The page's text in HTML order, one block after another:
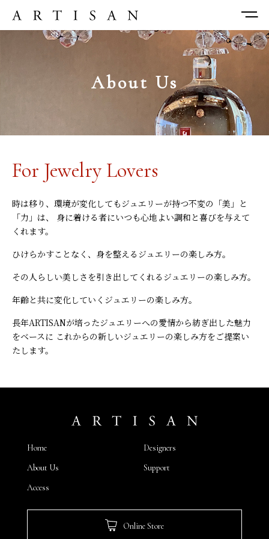
About Us
For Jewelry Lovers
時は移り、環境が変化してもジュエリーが持つ不変の「美」と
「力」は、
身に着ける者にいつも心地よい調和と喜びを与えて
くれます。
ひけらかすことなく、身を整えるジュエリーの楽しみ方。
その人らしい美しさを引き出してくれるジュエリーの楽しみ方。
年齢と共に変化していくジュエリーの楽しみ方。
長年ARTISANが培ったジュエリーへの愛情から紡ぎ出した魅力
をベースに これからの新しいジュエリーの楽しみ方をご提案い
たします。
Home
Designers
About Us
Support
Access
Online Store